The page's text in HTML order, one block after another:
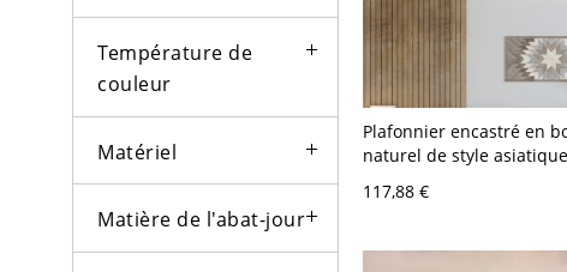
Température de
couleur
Matériel
Matière de l'abat-jour
Plafonnier encastré en
naturel de style
ampoule LED - 110 V-120
117,88 €